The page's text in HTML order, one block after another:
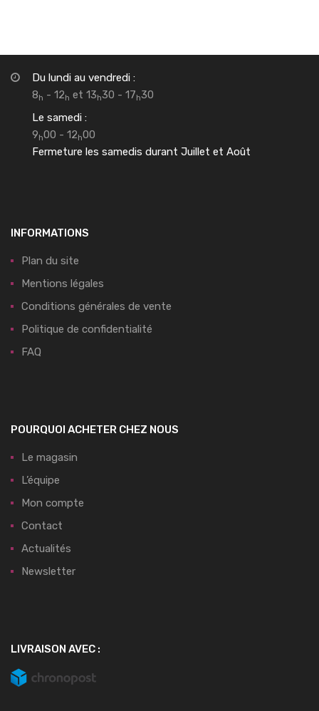
Du lundi au vendredi :
8h - 12h et 13h30 - 17h30
Le samedi :
9h00 - 12h00
Fermeture les samedis durant Juillet et Août
INFORMATIONS
Plan du site
Mentions légales
Conditions générales de vente
Politique de confidentialité
FAQ
POURQUOI ACHETER CHEZ NOUS
Le magasin
L’équipe
Mon compte
Contact
Actualités
Newsletter
LIVRAISON AVEC :